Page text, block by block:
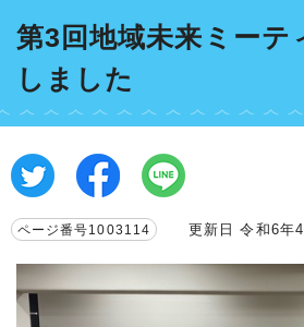
第3回地域未来ミーテ
しました
ページ番号1003114 更新日 令和6年4